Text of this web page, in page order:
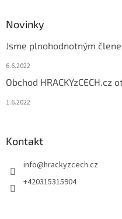
Novinky
Jsme plnohodnotným
6.6.2022
Obchod
1.6.2022
Kontakt
info@hrackyzcech.cz
+420315315904